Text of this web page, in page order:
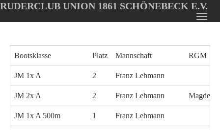
Oops, an error occurred! Code: 20260808013718e94ee34f
RUDERCLUB UNION 1861 SCHÖNEBECK E.V.
Bootsklasse Platz Mannschaft RGM
JM 1x A 2 Franz Lehmann
JM 2x A 2 Franz Lehmann
JM 1x A 500m 1 Franz Lehmann